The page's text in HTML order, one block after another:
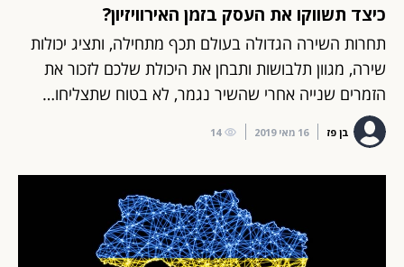
כיצד תשווקו את העסק בזמן האירוויזיון?
תחרות השירה הגדולה בעולם תכף מתחילה, ותציג יכולות
שירה, מגוון תלבושות ותבחן את היכולת שלכם לזכור את
הזמרים שנייה אחרי שהשיר נגמר, לא בטוח שתצליחו…
בן פז 16 מאי 2019 14